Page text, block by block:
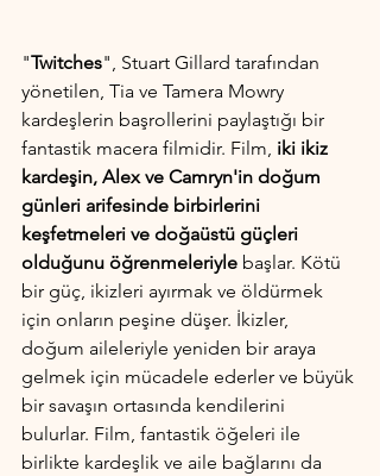
"Twitches", Stuart Gillard tarafından
yönetilen, Tia ve Tamera Mowry
kardeşlerin başrollerini paylaştığı bir
fantastik macera filmidir. Film, iki ikiz
kardeşin, Alex ve Camryn'in doğum
günleri arifesinde birbirlerini
keşfetmeleri ve doğaüstü güçleri
olduğunu öğrenmeleriyle başlar. Kötü
bir güç, ikizleri ayırmak ve öldürmek
için onların peşine düşer. İkizler,
doğum aileleriyle yeniden bir araya
gelmek için mücadele ederler ve büyük
bir savaşın ortasında kendilerini
bulurlar. Film, fantastik öğeleri ile
birlikte kardeşlik ve aile bağlarını da